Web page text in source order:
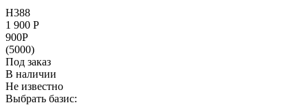
H388
1 900 P
900P
(5000)
Под заказ
В наличии
Не известно
Выбрать базис: